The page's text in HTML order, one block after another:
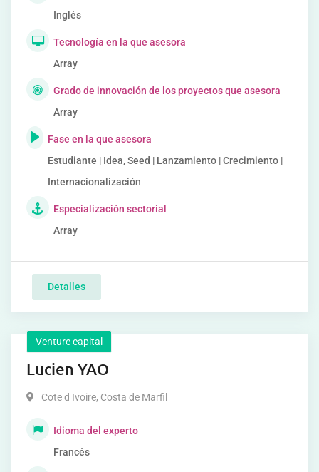
Inglés
Tecnología en la que asesora
Array
Grado de innovación de los proyectos que asesora
Array
Fase en la que asesora
Estudiante | Idea, Seed | Lanzamiento | Crecimiento |
Internacionalización
Especialización sectorial
Array
Detalles
Venture capital
Lucien YAO
Cote d Ivoire, Costa de Marfil
Idioma del experto
Francés